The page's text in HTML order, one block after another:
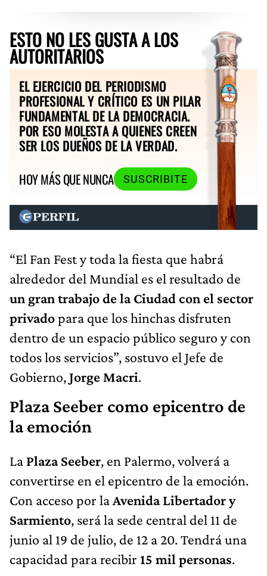
ESTO NO LES GUSTA A LOS
AUTORITARIOS
EL EJERCICIO DEL PERIODISMO
PROFESIONAL Y CRÍTICO ES UN PILAR
FUNDAMENTAL DE LA DEMOCRACIA.
POR ESO MOLESTA A QUIENES CREEN
SER LOS DUEÑOS DE LA VERDAD.
HOY MÁS QUE NUNCA
SUSCRIBITE
“El Fan Fest y toda la fiesta que habrá
alrededor del Mundial es el resultado de
un gran trabajo de la Ciudad con el sector
privadopara que los hinchas disfruten
dentro de un espacio público seguro y con
todos los servicios”, sostuvo el Jefe de
Gobierno,Jorge Macri.
Plaza Seeber como epicentro de
la emoción
La Plaza Seeber, en Palermo, volverá a
convertirse en el epicentro de la emoción.
Con acceso por laAvenida Libertador y
Sarmiento, será la sede central del 11 de
junio al 19 de julio, de 12 a 20. Tendrá una
capacidad para recibir 15 mil personas.